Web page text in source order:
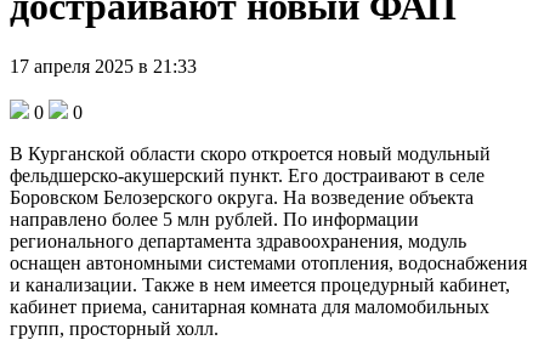
17 апреля 2025 в 21:33
0
0
В Курганской области скоро откроется новый модульный
фельдшерско-акушерский пункт. Его достраивают в селе
Боровском Белозерского округа. На возведение объекта
направлено более 5 млн рублей. По информации
регионального департамента здравоохранения, модуль
оснащен автономными системами отопления, водоснабжения
и канализации. Также в нем имеется процедурный кабинет,
кабинет приема, санитарная комната для маломобильных
групп, просторный холл.